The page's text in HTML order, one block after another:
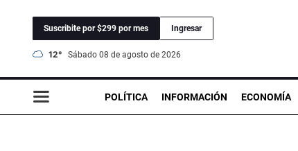
Suscribite por $299 por mes Ingresar
12° sábado 08 de agosto de 2026
POLÍTICA INFORMACIÓN ECONOMÍA